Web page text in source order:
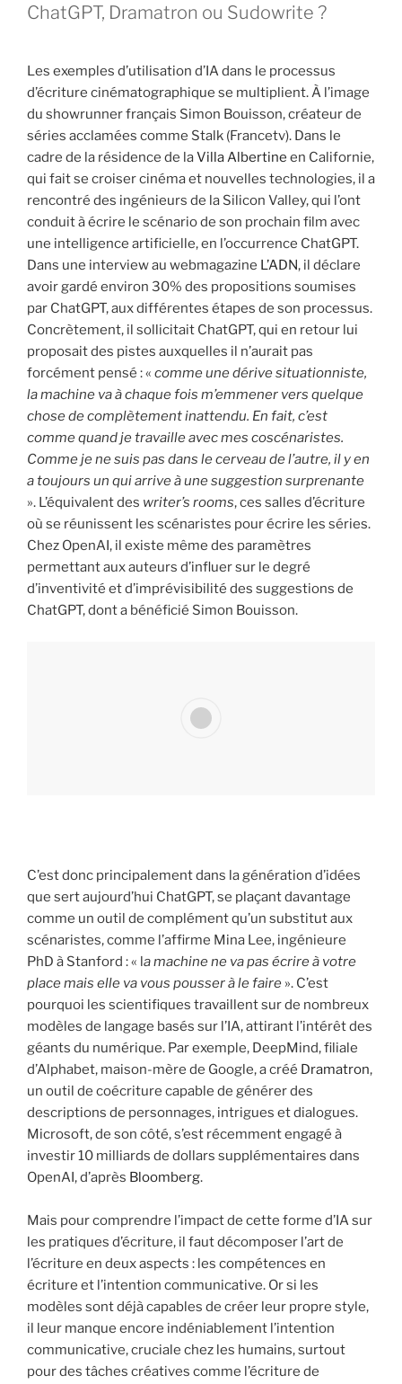
ChatGPT, Dramatron ou Sudowrite ?
Les exemples d’utilisation d’IA dans le processus
d’écriture cinématographique se multiplient. À l’image
du showrunner français Simon Bouisson, créateur de
séries acclamées comme Stalk (Francetv). Dans le
cadre de la résidence de laVilla Albertine en Californie,
qui fait se croiser cinéma et nouvelles technologies, il a
rencontré des ingénieurs de la Silicon Valley, qui l’ont
conduit à écrire le scénario de son prochain film avec
une intelligence artificielle, en l’occurrence ChatGPT.
Dans une interview au webmagazine L’ADN, il déclare
avoir gardé environ 30% des propositions soumises
par ChatGPT, aux différentes étapes de son processus.
Concrètement, il sollicitait ChatGPT, qui en retour lui
proposait des pistes auxquelles il n’aurait pas
forcément pensé : « comme une dérive situationniste,
la machine va à chaque fois m’emmener vers quelque
chose de complètement inattendu. En fait, c’est
comme quand je travaille avec mes coscénaristes.
Comme je ne suis pas dans le cerveau de l’autre, il y en
a toujours un qui arrive à une suggestion surprenante
». L’équivalent des writer’s rooms, ces salles d’écriture
où se réunissent les scénaristes pour écrire les séries.
Chez OpenAI, il existe même des paramètres
permettant aux auteurs d’influer sur le degré
d’inventivité et d’imprévisibilité des suggestions de
ChatGPT, dont a bénéficié Simon Bouisson.
C’est donc principalement dans la génération d’idées
que sert aujourd’hui ChatGPT, se plaçant davantage
comme un outil de complément qu’un substitut aux
scénaristes, comme l’affirme Mina Lee, ingénieure
PhD à Stanford : « la machine ne va pas écrire à votre
place mais elle va vous pousser à le faire ». C’est
pourquoi les scientifiques travaillent sur de nombreux
modèles de langage basés sur l’IA, attirant l’intérêt des
géants du numérique. Par exemple, DeepMind, filiale
d’Alphabet, maison-mère de Google, a créé Dramatron,
un outil de coécriture capable de générer des
descriptions de personnages, intrigues et dialogues.
Microsoft, de son côté, s’est récemment engagé à
investir 10 milliards de dollars supplémentaires dans
OpenAI, d’après Bloomberg.
Mais pour comprendre l’impact de cette forme d’IA sur
les pratiques d’écriture, il faut décomposer l’art de
l’écriture en deux aspects : les compétences en
écriture et l’intention communicative. Or si les
modèles sont déjà capables de créer leur propre style,
il leur manque encore indéniablement l’intention
communicative, cruciale chez les humains, surtout
pour des tâches créatives comme l’écriture de